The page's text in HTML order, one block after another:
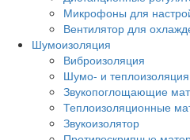
Микрофоны для
Вентилятор для
Шумоизоляция
Виброизоляция
Шумо- и теплоизоляция
Звукопоглощающие
Теплоизоляционные
Звукоизолятор